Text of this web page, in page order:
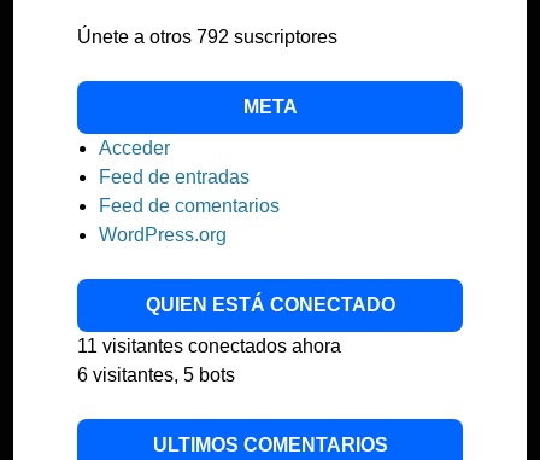
Únete a otros 792 suscriptores
META
Acceder
Feed de entradas
Feed de comentarios
WordPress.org
QUIEN ESTÁ CONECTADO
11 visitantes conectados ahora
6 visitantes, 5 bots
ULTIMOS COMENTARIOS